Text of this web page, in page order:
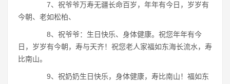
7、祝爷爷万寿无疆长命百岁，年年有今日，岁岁有
今朝、老如松柏、
8、祝爷爷：生日快乐、身体健康。祝您年年有今
日，岁岁有今朝，寿与天齐！祝您老人家福如东海长流水，寿
比南山。
9、祝奶奶生日快乐，身体健康，寿比南山！福如东